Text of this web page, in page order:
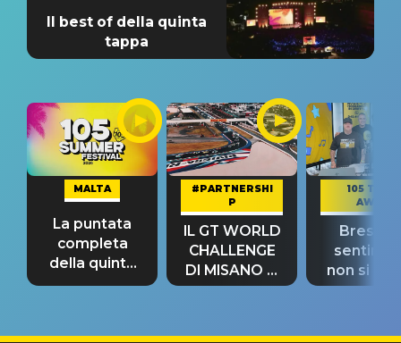
Il best of della quinta
tappa
MALTA
La puntata
completa
della quinta
tappa
#PARTNERSHI
P
IL GT WORLD
CHALLENGE
DI MISANO si
riconferma
105 TAKE
AWAY
Bresh:
non si
fino alla